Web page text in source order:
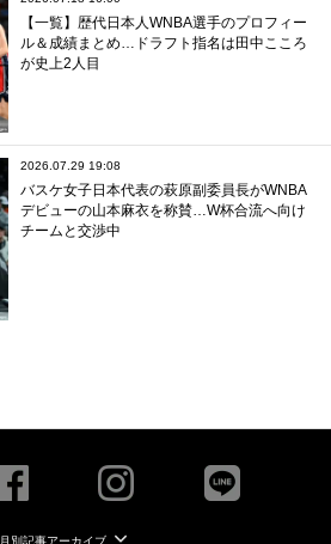
【一覧】歴代日本人WNBA選手のプロフィー
ル＆成績まとめ…ドラフト指名は田中こころ
が史上2人目
2026.07.29 19:08
バスケ女子日本代表の萩原副委員長がWNBA
デビューの山本麻衣を称賛…W杯合流へ向け
チームと交渉中
月別記事アーカイブ